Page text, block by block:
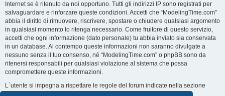
Internet se è ritenuto da noi opportuno. Tutti gli indirizzi IP sono registrati per
salvaguardare e rinforzare queste condizioni. Accetti che “ModelingTime.com”
abbia il diritto di rimuovere, riscrivere, spostare o chiudere qualsiasi argomento
in qualsiasi momento lo ritenga necessario. Come fruitore di questo servizio,
accetti che ogni informazione (dato personale) tu abbia inviato sia conservata
in un database. Al contempo queste informazioni non saranno divulgate a
nessuno senza il tuo consenso, né “ModelingTime.com” o phpBB sono da
ritenersi responsabili per qualsiasi violazione al sistema che possa
compromettere queste informazioni.
L´utente si impegna a rispettare le regole del forum indicate nella sezione